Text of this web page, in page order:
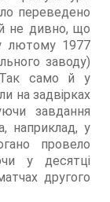
переведено
не дивно, що
лютому 1977
заводу)
Так само й у
на задвірках
завдання
наприклад, у
провело
у десятці
другого